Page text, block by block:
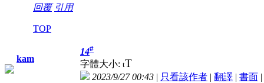
回覆 引用
TOP
kam
14#
字體大小: tT
2023/9/27 00:43 | 只看該作者 | 翻譯 | 書面 |